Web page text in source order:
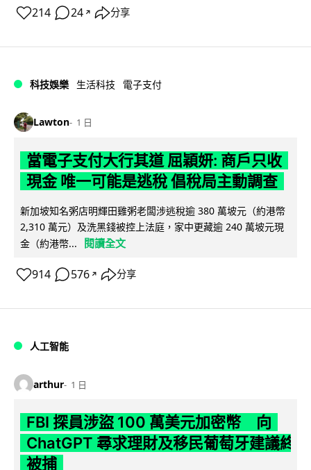
214 24 ↗ 分享
科技娛樂 生活科技 電子支付
Lawton 1 日
當電子支付大行其道 屈穎妍: 商戶只收
現金 唯一可能是逃稅 倡稅局主動調查
新加坡知名粥店明輝田雞粥老闆涉逃稅逾 380 萬坡元（約港幣
2,310 萬元）及洗黑錢被控上法庭，家中更藏逾 240 萬坡元現
金（約港幣...
閱讀全文
914 576 ↗ 分享
人工智能
arthur 1 日
FBI 探員涉盜 100 萬美元加密幣 向
ChatGPT 尋求理財及移民葡萄牙建議終
被捕